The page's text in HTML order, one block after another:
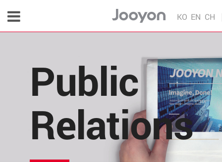
KO EN CH
Public
Relations